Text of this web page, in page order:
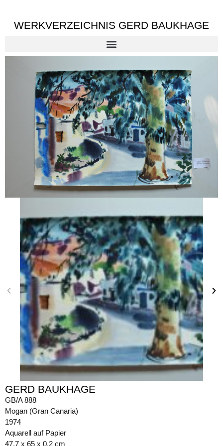
WERKVERZEICHNIS GERD BAUKHAGE
GERD BAUKHAGE
GB/A 888
Mogan (Gran Canaria)
1974
Aquarell auf Papier
47,7 x 65 x 0,2 cm